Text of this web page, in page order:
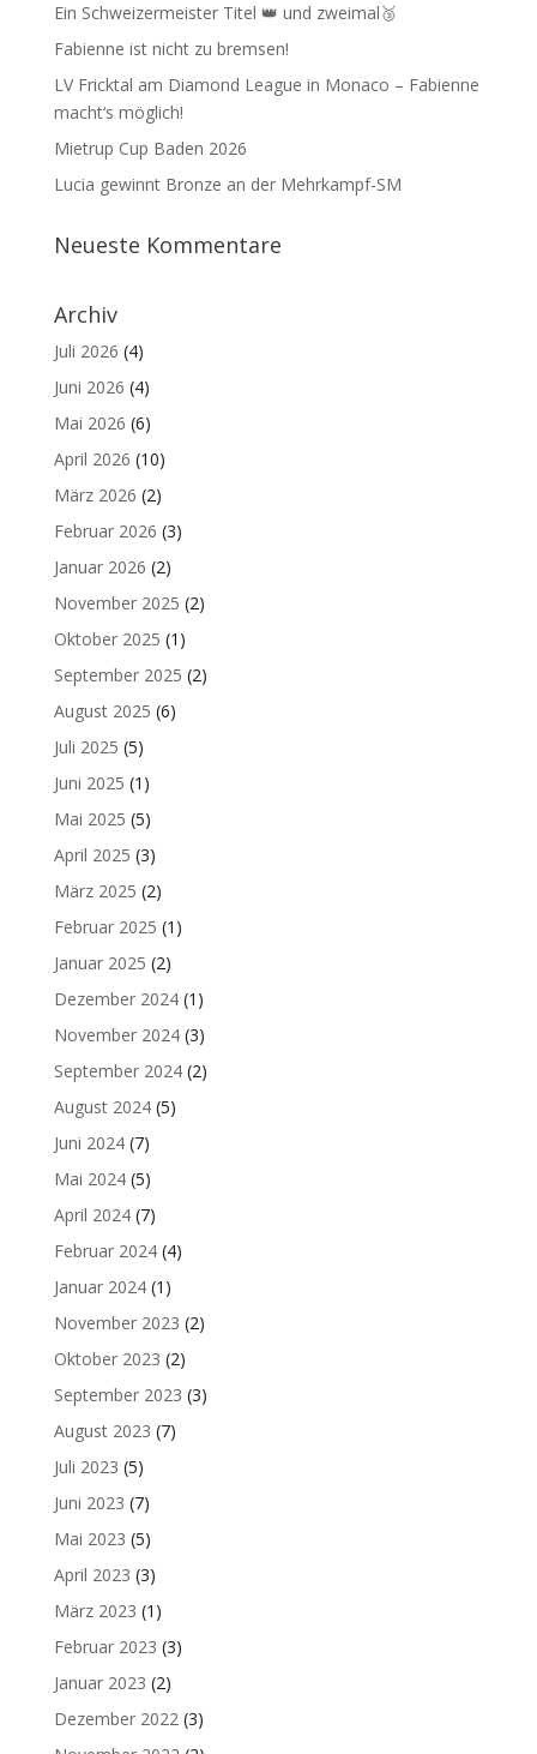
Ein Schweizermeister Titel 👑 und zweimal🥉
Fabienne ist nicht zu bremsen!
LV Fricktal am Diamond League in Monaco – Fabienne
macht‘s möglich!
Mietrup Cup Baden 2026
Lucia gewinnt Bronze an der Mehrkampf-SM
Neueste Kommentare
Archiv
Juli 2026 (4)
Juni 2026 (4)
Mai 2026 (6)
April 2026 (10)
März 2026 (2)
Februar 2026 (3)
Januar 2026 (2)
November 2025 (2)
Oktober 2025 (1)
September 2025 (2)
August 2025 (6)
Juli 2025 (5)
Juni 2025 (1)
Mai 2025 (5)
April 2025 (3)
März 2025 (2)
Februar 2025 (1)
Januar 2025 (2)
Dezember 2024(1)
November 2024(3)
September 2024(2)
August 2024(5)
Juni 2024(7)
Mai 2024(5)
April 2024(7)
Februar 2024(4)
Januar 2024(1)
November 2023 (2)
Oktober 2023 (2)
September 2023 (3)
August 2023 (7)
Juli 2023 (5)
Juni 2023 (7)
Mai 2023 (5)
April 2023 (3)
März 2023 (1)
Februar 2023 (3)
Januar 2023 (2)
Dezember 2022(3)